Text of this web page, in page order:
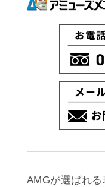
AMGが選ばれる